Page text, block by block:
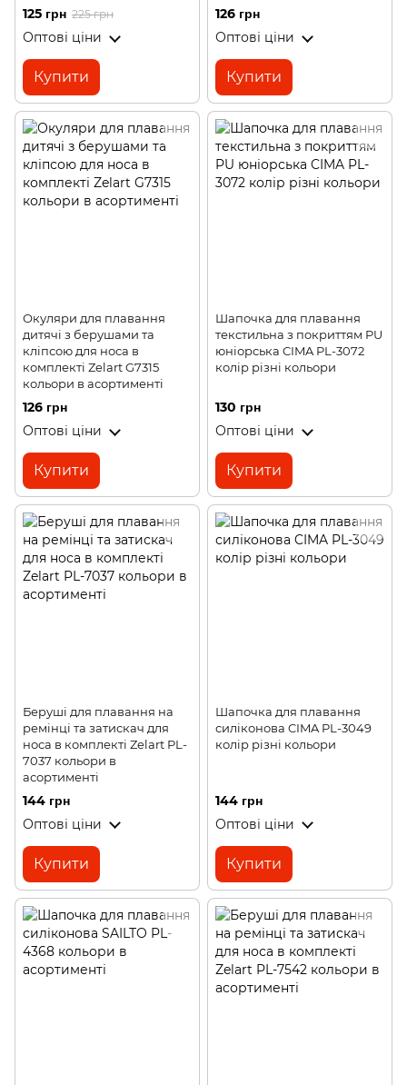
125 грн 225 грн
Оптові ціни
Купити
126 грн
Оптові ціни
Купити
Окуляри для плавання
дитячі з берушами та
кліпсою для носа в
комплекті Zelart G7315
кольори в асортименті
126 грн
Оптові ціни
Купити
Шапочка для плавання
текстильна з покриттям PU
юніорська CIMA PL-3072
колір різні кольори
130 грн
Оптові ціни
Купити
Беруші для плавання на
ремінці та затискач для
носа в комплекті Zelart PL-
7037 кольори в
асортименті
144 грн
Оптові ціни
Купити
Шапочка для плавання
силіконова CIMA PL-3049
колір різні кольори
144 грн
Оптові ціни
Купити